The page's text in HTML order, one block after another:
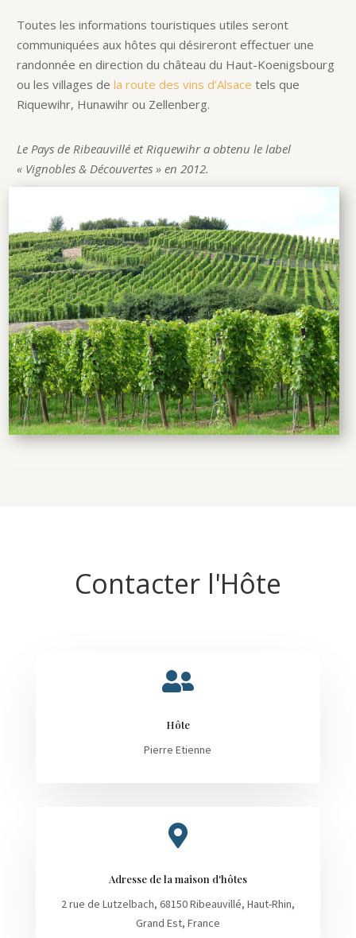
Toutes les informations touristiques utiles seront
communiquées aux hôtes qui désireront effectuer une
randonnée en direction du château du Haut-Koenigsbourg
ou les villages dela route des vins d’Alsace tels que
Riquewihr, Hunawihr ou Zellenberg.
Le Pays de Ribeauvillé et Riquewihr a obtenu le label
« Vignobles & Découvertes » en 2012.
Contacter l'Hôte

Hôte
Pierre Etienne

Adresse de la maison d'hôtes
2 rue de Lutzelbach, 68150 Ribeauvillé, Haut-Rhin,
Grand Est, France